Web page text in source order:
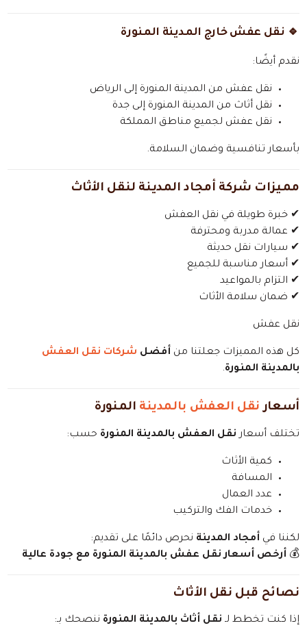
🔹 نقل عفش خارج المدينة المنورة
نقدم أيضًا:
نقل عفش من المدينة المنورة إلى الرياض
نقل أثاث من المدينة المنورة إلى جدة
نقل عفش لجميع مناطق المملكة
بأسعار تنافسية وضمان السلامة.
مميزات شركة أمجاد المدينة لنقل الأثاث
✔ خبرة طويلة في نقل العفش
✔ عمالة مدربة ومحترفة
✔ سيارات نقل حديثة
✔ أسعار مناسبة للجميع
✔ التزام بالمواعيد
✔ ضمان سلامة الأثاث
نقل عفش
كل هذه المميزات جعلتنا من أفضل شركات نقل العفش
بالمدينة المنورة.
أسعار نقل العفش بالمدينة المنورة
تختلف أسعار نقل العفش بالمدينة المنورة حسب:
كمية الأثاث
المسافة
عدد العمال
خدمات الفك والتركيب
لكننا في أمجاد المدينة نحرص دائمًا على تقديم:
💰 أرخص أسعار نقل عفش بالمدينة المنورة مع جودة عالية
نصائح قبل نقل الأثاث
إذا كنت تخطط لـ نقل أثاث بالمدينة المنورة ننصحك بـ: